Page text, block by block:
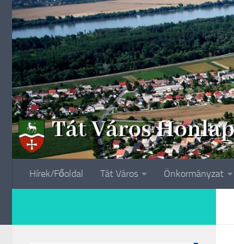
Skip to content
Hírek/Főoldal Tát Város Önkormányzat